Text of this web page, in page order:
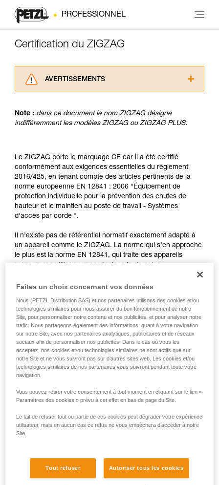
PROFESSIONNEL
Certification du ZIGZAG
AVERTISSEMENTS
consulter. Vous devez avoir compris les
informations de la notice technique pour
Maîtriser ces techniques nécessite une
formation et un entraînement spécifique. Validez
avec un professionnel votre capacité à refaire
la manipulation, seul, en toute sécurité, avant
de la reproduire en autonomie.
Nous donnons des exemples de techniques
liées à votre activité. Il peut en exister d’autres
Note : dans ce document le nom ZIGZAG désigne
indifféremment les modèles ZIGZAG ou ZIGZAG PLUS.
Le ZIGZAG porte le marquage CE car il a été certifié
conformément aux exigences essentielles du règlement
2016/425, en tenant compte des articles pertinents de la
norme européenne EN 12841 : 2006 "Équipement de
protection individuelle pour la prévention des chutes de
hauteur et le maintien au poste de travail - Systèmes
d'accès par corde ".
Il n’existe pas de référentiel normatif exactement adapté à
un appareil comme le ZIGZAG. La norme qui s’en approche
le plus est la norme EN 12841, qui traite des appareils
mécaniques utilisés sur corde dans le domaine
réglage de corde: type A pour les appareils de contre-
descendeurs.
Les fonctions du ZIGZAG correspondent simultanément aux
types B (bloqueurs) et C (descendeurs), encadrés par la
norme EN 12841. L’organisme certificateur a donc retenu
les tests les plus pertinents de cette norme pour valider le
ZIGZAG.
Tests de fonctionnement et résistance
extraits de la norme EN 12841 : 2006
réalisés lors de la certification du ZIGZAG
Tous les tests sont réalisés en configuration en double pour
l’usage préconisé par la notice technique, sur deux cordes
différentes aux diamètres minimum et maximum autorisés
indiqués sur l’appareil (corde EN 1891 type A, diamètres
Faites un choix concernant vos données
Nous (PETZL Distribution SAS) et nos partenaires utilisons des cookies et/ou
technologies similaires pour nous assurer du bon fonctionnement de notre
Site, pour personnaliser notre contenu et nos publicités, et pour analyser notre
trafic. Nous partageons également des informations, quant à votre navigation
sur notre Site, avec nos partenaires analytiques, publicitaires et de réseaux
sociaux afin de personnaliser nos publicités. Dans le cas où vous les
acceptez, nos cookies et/ou technologies similaires ne sont actifs que sur
notre Site et ne vous suivront pas sur d’autres sites web. Les cookies et/ou
technologies similaires de nos partenaires vous suivront pendant toute votre
navigation.
Vous pouvez retirer votre consentement à tout moment en cliquant sur le lien «
Paramètres des cookies » prévu à cet effet en bas de page du Site.
Le fait de refuser tout ou partie de ces cookies peut dégrader votre expérience
utilisateur, mais en aucun cas ce refus ne vous empêchera d’accéder à notre
Site.
Tout refuser Autoriser tous les cookies